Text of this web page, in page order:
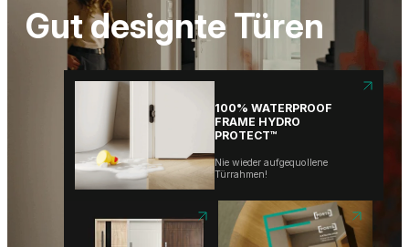
Gut designte Türen
Möglichkeiten.
100% WATERPROOF
FRAME HYDRO
PROTECT™
Nie wieder aufgequollene
Türrahmen!
PORTA HIDE